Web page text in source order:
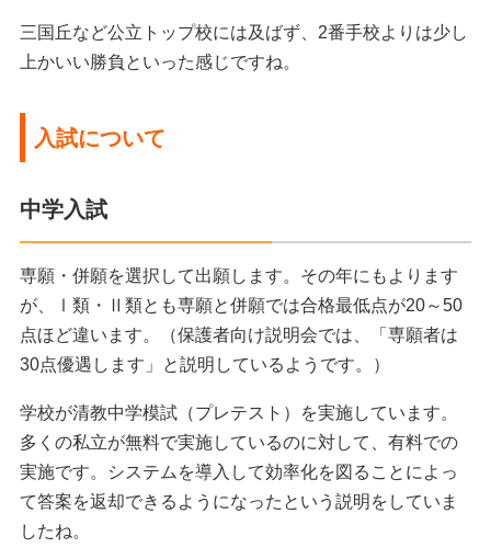
三国丘など公立トップ校には及ばず、2番手校よりは少し
上かいい勝負といった感じですね。
入試について
中学入試
専願・併願を選択して出願します。その年にもよります
が、Ⅰ類・Ⅱ類とも専願と併願では合格最低点が20～50
点ほど違います。（保護者向け説明会では、「専願者は
30点優遇します」と説明しているようです。）
学校が清教中学模試（プレテスト）を実施しています。
多くの私立が無料で実施しているのに対して、有料での
実施です。システムを導入して効率化を図ることによっ
て答案を返却できるようになったという説明をしていま
したね。